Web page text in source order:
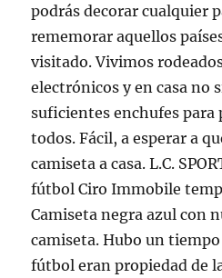
podrás decorar cualquier
rememorar aquellos
visitado. Vivimos
electrónicos y en casa no
suficientes enchufes para
todos. Fácil, a esperar a
camiseta a casa. L.C.
fútbol Ciro Immobile
Camiseta negra azul con
camiseta. Hubo un
fútbol eran propiedad de